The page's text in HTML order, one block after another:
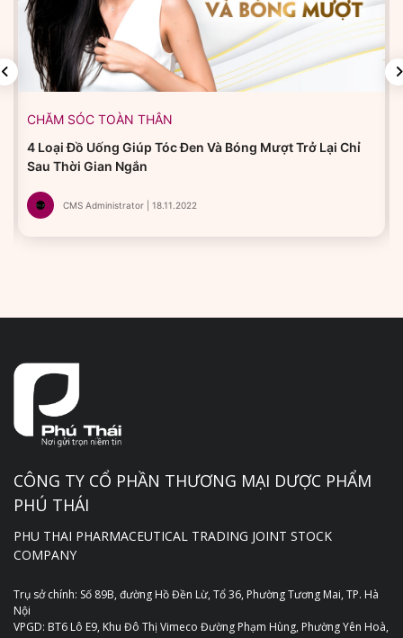
CHĂM SÓC TOÀN THÂN
4 Loại Đồ Uống Giúp Tóc Đen Và Bóng Mượt Trở Lại Chỉ
Sau Thời Gian Ngắn
CMS Administrator | 18.11.2022
CÔNG TY CỔ PHẦN THƯƠNG MẠI DƯỢC PHẨM
PHÚ THÁI
PHU THAI PHARMACEUTICAL TRADING JOINT STOCK
COMPANY
Trụ sở chính: Số 89B, đường Hồ Đền Lừ, Tổ 36, Phường Tương Mai, TP. Hà
Nội
VPGD: BT6 Lô E9, Khu Đô Thị Vimeco Đường Phạm Hùng, Phường Yên Hoà,